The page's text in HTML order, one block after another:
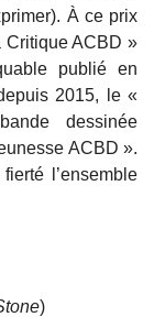
À ce prix
Critique ACBD »
publié en
2015, le «
dessinée
ACBD ».
l’ensemble
)